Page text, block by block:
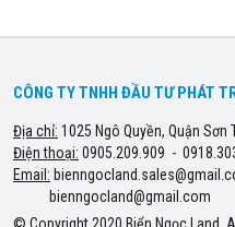
CÔNG TY TNHH ĐẦU TƯ PHÁT
Địa chỉ: 1025 Ngô Quyền, Quận Sơn
Điện thoại: 0905.209.909 -
Email:
bienngocland@gmail.com